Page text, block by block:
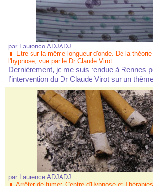
par Laurence ADJADJ
Etre sur la même longueur d'onde. De la
l'hypnose, vue par le Dr Claude Virot
Dernièrement, je me suis rendue à Rennes
l’intervention du Dr Claude Virot sur un
par Laurence ADJADJ
Arrêter de fumer. Centre d'Hypnose et